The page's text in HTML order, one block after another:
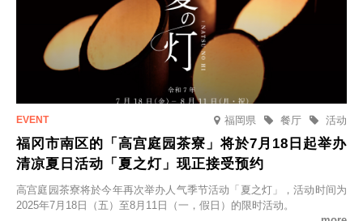
福岡県 活动
餐厅
福冈市南区的「高宫庭园茶寮」将於7月18日起举办
清凉夏日活动「夏之灯」现正接受预约
高宫庭园茶寮将於今年再次举办人气季节活动「夏之灯」，活动时间为
2025年7月18日（五）至8月11日（一，假日）的限时活动。